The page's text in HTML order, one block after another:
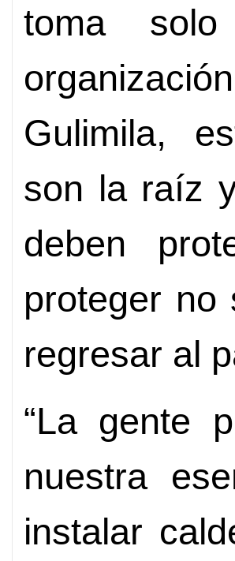
toma
Gulimila,
son la raíz
deben
proteger no
regresar al
“La gente
nuestra
instalar